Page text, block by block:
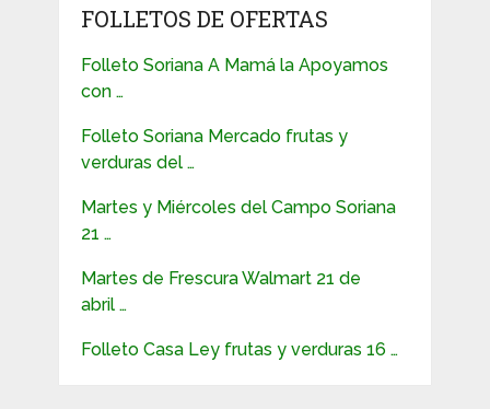
FOLLETOS DE OFERTAS
Folleto Soriana A Mamá la Apoyamos
con …
Folleto Soriana Mercado frutas y
verduras del …
Martes y Miércoles del Campo Soriana
21 …
Martes de Frescura Walmart 21 de
abril …
Folleto Casa Ley frutas y verduras 16 …